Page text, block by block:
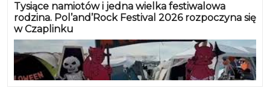
Tysiące namiotów i jedna wielka festiwalowa
rodzina. Pol’and’Rock Festival 2026 rozpoczyna się
w Czaplinku